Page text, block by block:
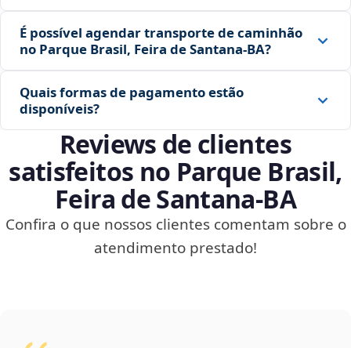
É possível agendar transporte de caminhão
no Parque Brasil, Feira de Santana‑BA?
Quais formas de pagamento estão
disponíveis?
Reviews de clientes
satisfeitos no Parque Brasil,
Feira de Santana‑BA
Confira o que nossos clientes comentam sobre o
atendimento prestado!